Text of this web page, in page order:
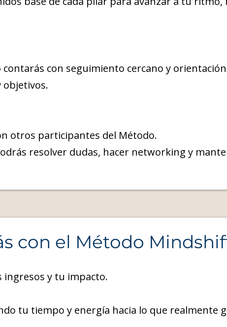
con seguimiento cercano y
objetivos.
otros participantes del Método.
resolver dudas, hacer networking y
con el Método
y tu impacto.
tu tiempo y energía hacia lo que realmente